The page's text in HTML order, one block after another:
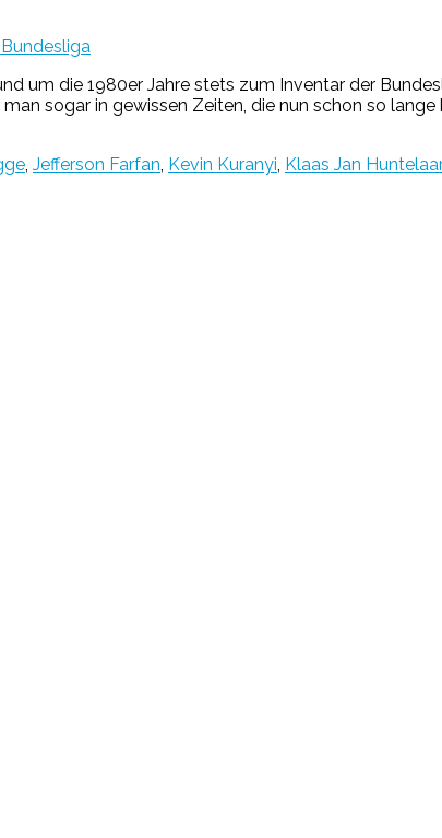
um die 1980er Jahre stets zum Inventar der
sogar in gewissen Zeiten, die nun schon so lange
Jefferson Farfan Kevin Kuranyi Klaas Jan Huntelaar